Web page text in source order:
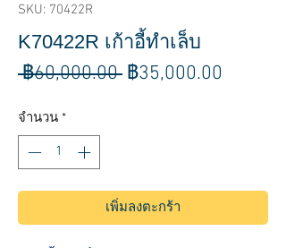
SKU: 70422R
K70422R เก้าอี้ทำเล็บ
฿60,000.00 ราคา
฿35,000.00
จำนวน *
เพิ่มลงตะกร้า